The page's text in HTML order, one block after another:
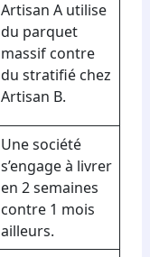
Artisan A utilise
du parquet
massif contre
du stratifié chez
Artisan B.
Une société
s’engage à livrer
en 2 semaines
contre 1 mois
ailleurs.